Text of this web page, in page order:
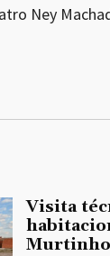
Ney
Visita
Murtinho